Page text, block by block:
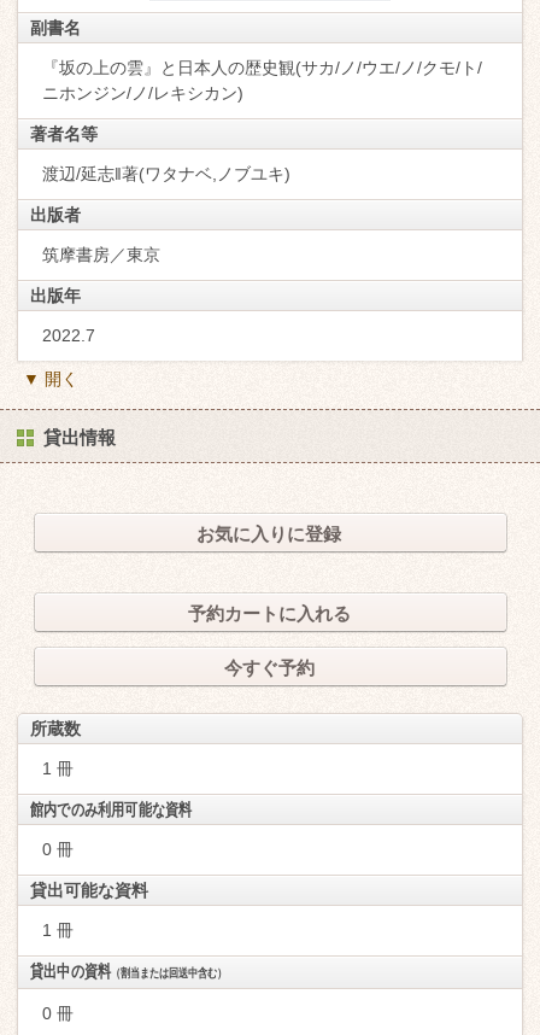
副書名
『坂の上の雲』と日本人の歴史観(サカ/ノ/ウエ/ノ/クモ/ト/
ニホンジン/ノ/レキシカン)
著者名等
渡辺/延志‖著(ワタナベ,ノブユキ)
出版者
筑摩書房／東京
出版年
2022.7
▼ 開く
貸出情報
お気に入りに登録
予約カートに入れる
今すぐ予約
所蔵数
1 冊
館内でのみ利用可能な資料
0 冊
貸出可能な資料
1 冊
貸出中の資料（割当または回送中含む）
0 冊